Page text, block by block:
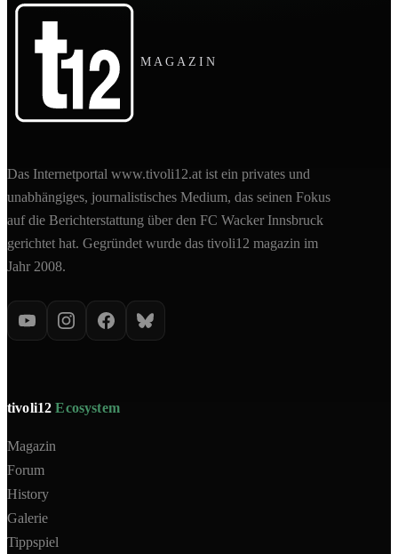
MAGAZIN
Das Internetportal www.tivoli12.at ist ein privates und
unabhängiges, journalistisches Medium, das seinen Fokus
auf die Berichterstattung über den FC Wacker Innsbruck
gerichtet hat. Gegründet wurde das tivoli12 magazin im
Jahr 2008.
tivoli12Ecosystem
Magazin
Forum
History
Galerie
Tippspiel